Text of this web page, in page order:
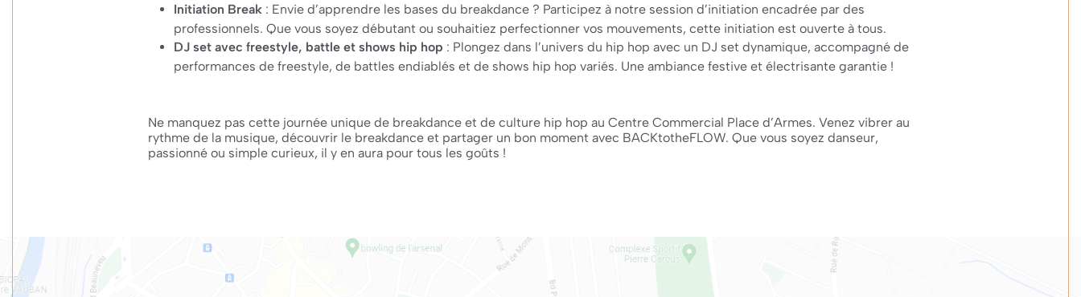
Initiation Break : Envie d’apprendre les bases du breakdance ? Participez à notre session d’initiation encadrée par des
professionnels. Que vous soyez débutant ou souhaitiez perfectionner vos mouvements, cette initiation est ouverte à tous.
DJ set avec freestyle, battle et shows hip hop : Plongez dans l’univers du hip hop avec un DJ set dynamique, accompagné de
performances de freestyle, de battles endiablés et de shows hip hop variés. Une ambiance festive et électrisante garantie !
Ne manquez pas cette journée unique de breakdance et de culture hip hop au Centre Commercial Place d’Armes. Venez vibrer au
rythme de la musique, découvrir le breakdance et partager un bon moment avec BACKtotheFLOW. Que vous soyez danseur,
passionné ou simple curieux, il y en aura pour tous les goûts !